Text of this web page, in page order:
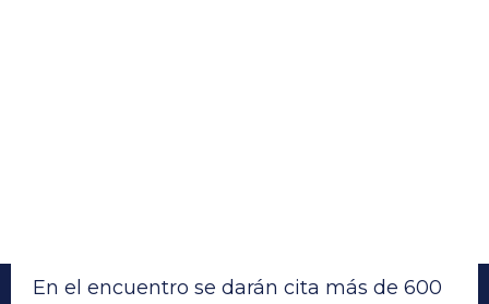
En el encuentro se darán cita más de 600